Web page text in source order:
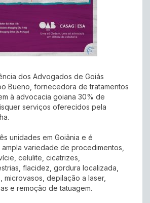
dos Advogados de Goiás
Bueno, fornecedora de tratamentos
à advocacia goiana 30% de
serviços oferecidos pela
unidades em Goiânia e é
variedade de procedimentos,
celulite, cicatrizes,
flacidez, gordura localizada,
microvasos, depilação a laser,
e remoção de tatuagem.